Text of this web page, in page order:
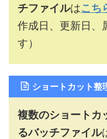
チファイルはこち
作成日、更新日、
す）
ショートカット整
複数のショートカ
るバッチファイル